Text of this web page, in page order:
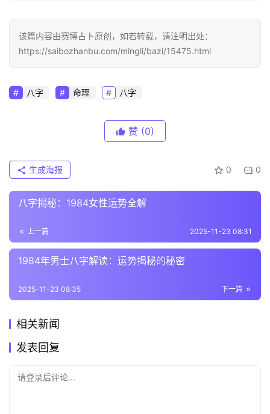
该篇内容由赛博占卜原创，如若转载，请注明出处：
https://saibozhanbu.com/mingli/bazi/15475.html
八字 命理 八字
赞 (0)
0 0
生成海报
八字揭秘：1984女性运势全解
上一篇 2025-11-23 08:31
1984年男士八字解读：运势揭秘的秘密
下一篇
2025-11-23 08:35
相关新闻
发表回复
请登录后评论...